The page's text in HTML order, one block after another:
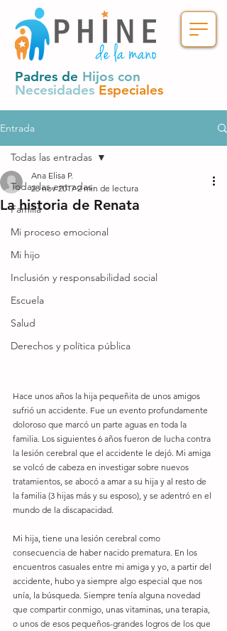
Padres de Hijos con
Necesidades Especiales
Entrada
Todas las entradas
Familia
Mi proceso emocional
Mi hijo
Inclusión y responsabilidad social
Escuela
Salud
Derechos y política pública
Todas las entradas
La historia de Renata
Ana Elisa P.
28 nov 2017 2 min de lectura
Hace unos años la hija pequeñita de unos amigos
sufrió un accidente. Fue un evento profundamente
doloroso que marcó un parte aguas en toda la
familia. Los siguientes 6 años fueron de lucha contra
la lesión cerebral que el accidente le dejó. Mi amiga
se volcó de cabeza en investigar sobre nuevos
tratamientos, se abocó a amar a su hija y al resto de
la familia (3 hijas más y su esposo), y se adentró en el
mundo de la discapacidad.
Mi hija, tiene una lesión cerebral como
consecuencia de haber nacido prematura. En los
encuentros casuales entre mi amiga y yo, a partir del
accidente, hubo ya siempre algo especial que nos
unía, la búsqueda. Siempre tenía alguna novedad
que compartir conmigo, unas vitaminas, una terapia,
o unos de esos pequeños-grandes logros de los que